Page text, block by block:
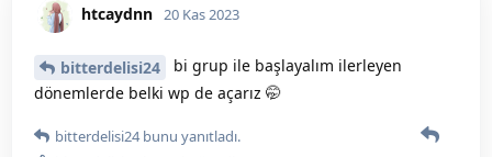
htcaydnn 20 Kas 2023
bitterdelisi24
bi grup ile başlayalım ilerleyen
dönemlerde belki wp de açarız 🤭
bitterdelisi24bunu yanıtladı.